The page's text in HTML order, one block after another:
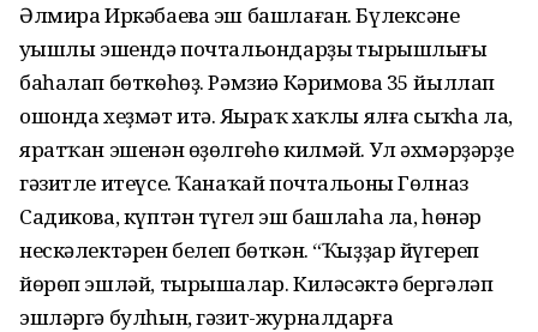
Әлмира Иркәбаева эш башлаған. Бүлексәнең
уңышлы эшендә почтальондарҙың тырышлығы
баһалап бөткөһөҙ. Рәмзиә Кәримова 35 йыллап
ошонда хеҙмәт итә. Яңыраҡ хаҡлы ялға сыҡһа ла,
яратҡан эшенән өҙөлгөһө килмәй. Ул әхмәрҙәрҙе
гәзитле итеүсе. Ҡанаҡай почтальоны Гөлназ
Садикова, күптән түгел эш башлаһа ла, һөнәр
нескәлектәрен белеп бөткән. “Ҡыҙҙар йүгереп
йөрөп эшләй, тырышалар. Киләсәктә бергәләп
эшләргә булһын, гәзит-журналдарға